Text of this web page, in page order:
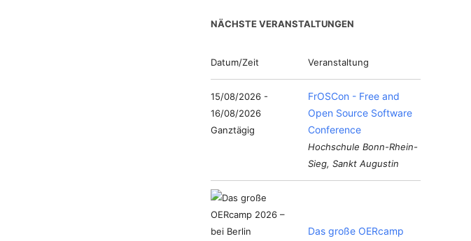
NÄCHSTE VERANSTALTUNGEN
Datum/Zeit Veranstaltung
15/08/2026 -
16/08/2026
Ganztägig
FrOSCon - Free and
Open Source Software
Conference
Hochschule Bonn-Rhein-
Sieg, Sankt Augustin
Das große OERcamp